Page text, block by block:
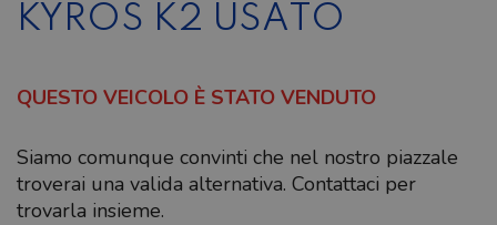
KYROS K2 USATO
QUESTO VEICOLO È STATO VENDUTO
Siamo comunque convinti che nel nostro piazzale
troverai una valida alternativa. Contattaci per
trovarla insieme.